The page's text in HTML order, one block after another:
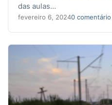
das aulas…
fevereiro 6, 20240 comentário